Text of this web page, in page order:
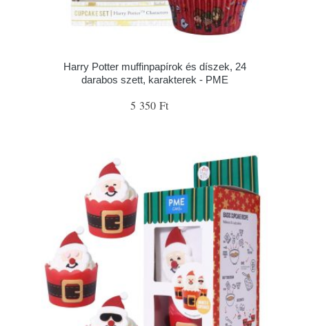
Harry Potter muffinpapírok és díszek, 24
darabos szett, karakterek - PME
5 350 Ft